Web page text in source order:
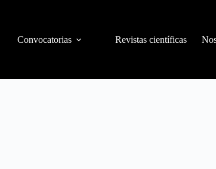
Convocatorias Revistas científicas